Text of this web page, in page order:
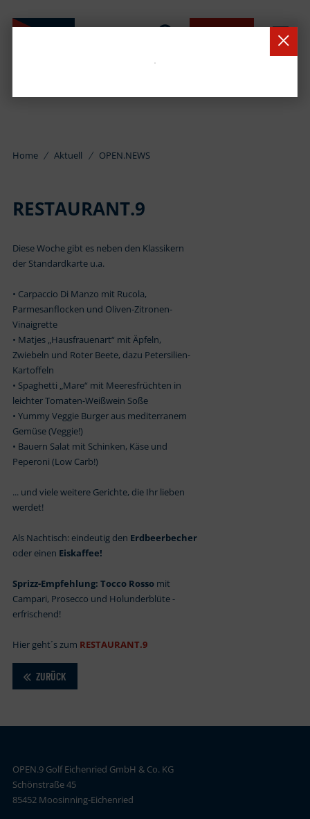
Home Aktuell OPEN.NEWS
RESTAURANT.9
Diese Woche gibt es neben den Klassikern
der Standardkarte u.a.
• Carpaccio Di Manzo mit Rucola,
Parmesanflocken und Oliven-Zitronen-
Vinaigrette
• Matjes „Hausfrauenart“ mit Äpfeln,
Zwiebeln und Roter Beete, dazu Petersilien-
Kartoffeln
• Spaghetti „Mare“ mit Meeresfrüchten in
leichter Tomaten-Weißwein Soße
• Yummy Veggie Burger aus mediterranem
Gemüse (Veggie!)
• Bauern Salat mit Schinken, Käse und
Peperoni (Low Carb!)
... und viele weitere Gerichte, die Ihr lieben
werdet!
Als Nachtisch: eindeutig den Erdbeerbecher
oder einen Eiskaffee!
Sprizz-Empfehlung: Tocco Rossomit
Campari, Prosecco und Holunderblüte -
erfrischend!
Hier geht´s zum RESTAURANT.9
ZURÜCK
OPEN.9 Golf Eichenried GmbH & Co. KG
Schönstraße 45
85452 Moosinning-Eichenried